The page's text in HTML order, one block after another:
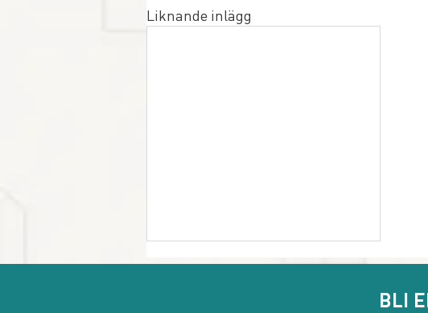
Liknande inlägg
Minnesord hedersledamoten
BLI